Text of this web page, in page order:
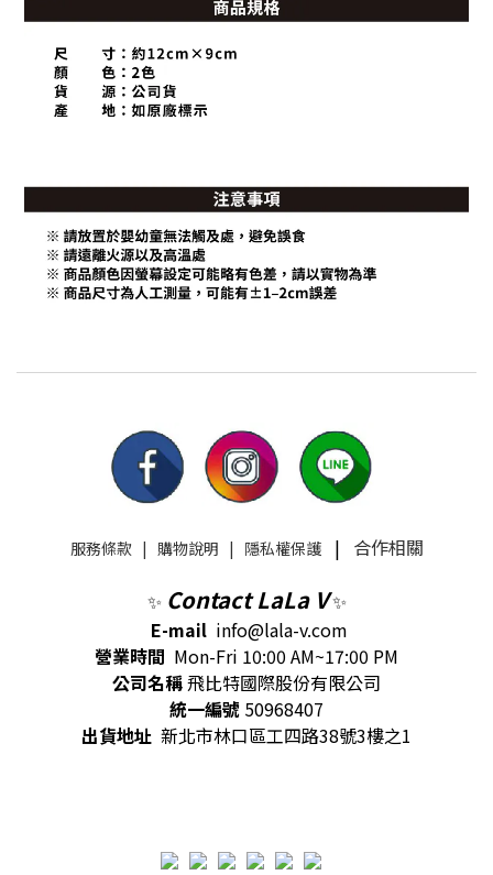
服務條款| 購物說明 | 隱私權保護| 合作相關
✨ Contact LaLa V✨
E-mail info@lala-v.com
營業時間 Mon-Fri 10:00 AM~17:00 PM
公司名稱飛比特國際股份有限公司
統一編號 50968407
出貨地址 新北市林口區工四路38號3樓之1